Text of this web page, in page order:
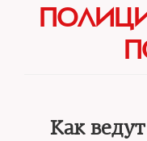
Как